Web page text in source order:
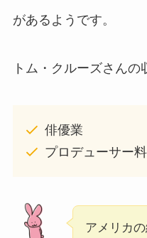
があるようです。
トム・クルーズさんの
俳優業
プロデューサー料
アメリカ